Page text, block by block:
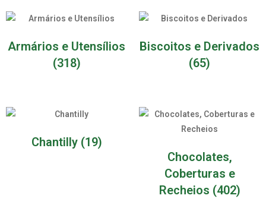
Armários e Utensílios
(318)
Biscoitos e Derivados
(65)
Chantilly (19)
Chocolates,
Coberturas e
Recheios (402)